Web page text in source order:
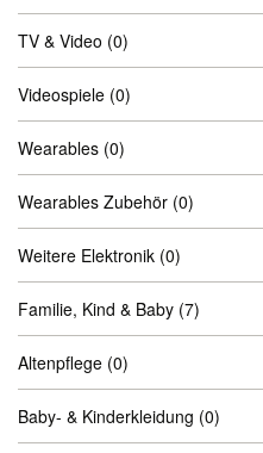
TV & Video (0)
Videospiele (0)
Wearables (0)
Wearables Zubehör (0)
Weitere Elektronik (0)
Familie, Kind & Baby (7)
Altenpflege (0)
Baby- & Kinderkleidung (0)